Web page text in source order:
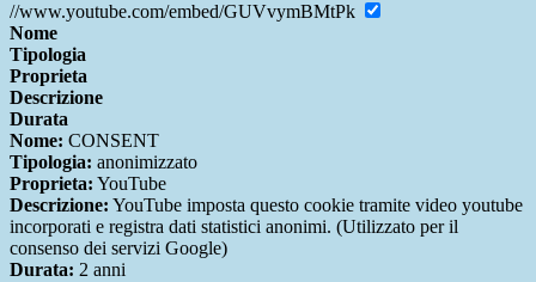
//www.youtube.com/embed/GUVvymBMtPk
Nome
Tipologia
Proprieta
Descrizione
Durata
Nome: CONSENT
Tipologia: anonimizzato
Proprieta: YouTube
Descrizione: YouTube imposta questo cookie tramite video youtube
incorporati e registra dati statistici anonimi. (Utilizzato per il
consenso dei servizi Google)
Durata: 2 anni